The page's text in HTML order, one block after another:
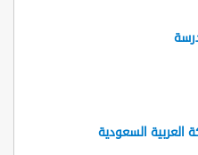
السعودية